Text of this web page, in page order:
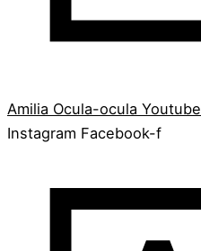
Amilia Ocula-ocula Youtube
Instagram Facebook-f